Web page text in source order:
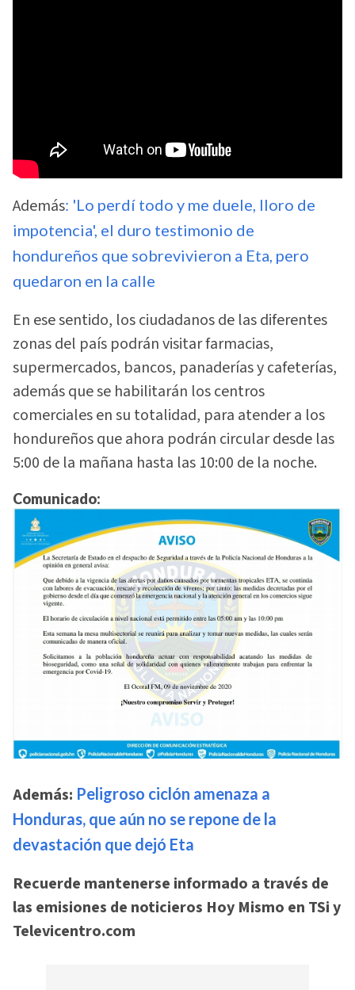
Además: 'Lo perdí todo y me duele, lloro de
impotencia', el duro testimonio de
hondureños que sobrevivieron a Eta, pero
quedaron en la calle
En ese sentido, los ciudadanos de las diferentes
zonas del país podrán visitar farmacias,
supermercados, bancos, panaderías y cafeterías,
además que se habilitarán los centros
comerciales en su totalidad, para atender a los
hondureños que ahora podrán circular desde las
5:00 de la mañana hasta las 10:00 de la noche.
Comunicado:
Además: Peligroso ciclón amenaza a
Honduras, que aún no se repone de la
devastación que dejó Eta
Recuerde mantenerse informado a través de
las emisiones de noticieros Hoy Mismo en TSi y
Televicentro.com